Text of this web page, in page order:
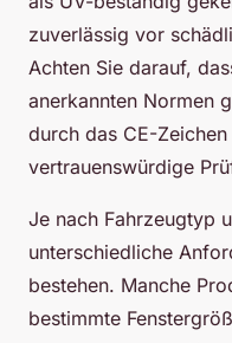
zuverlässig vor
Achten Sie darauf,
anerkannten Normen
durch das CE-
vertrauenswürdige
Je nach Fahrzeugtyp
unterschiedliche
bestehen. Manche
bestimmte